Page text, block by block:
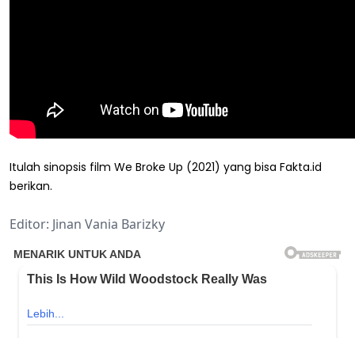
Itulah sinopsis film We Broke Up (2021) yang bisa Fakta.id
berikan.
Editor: Jinan Vania Barizky